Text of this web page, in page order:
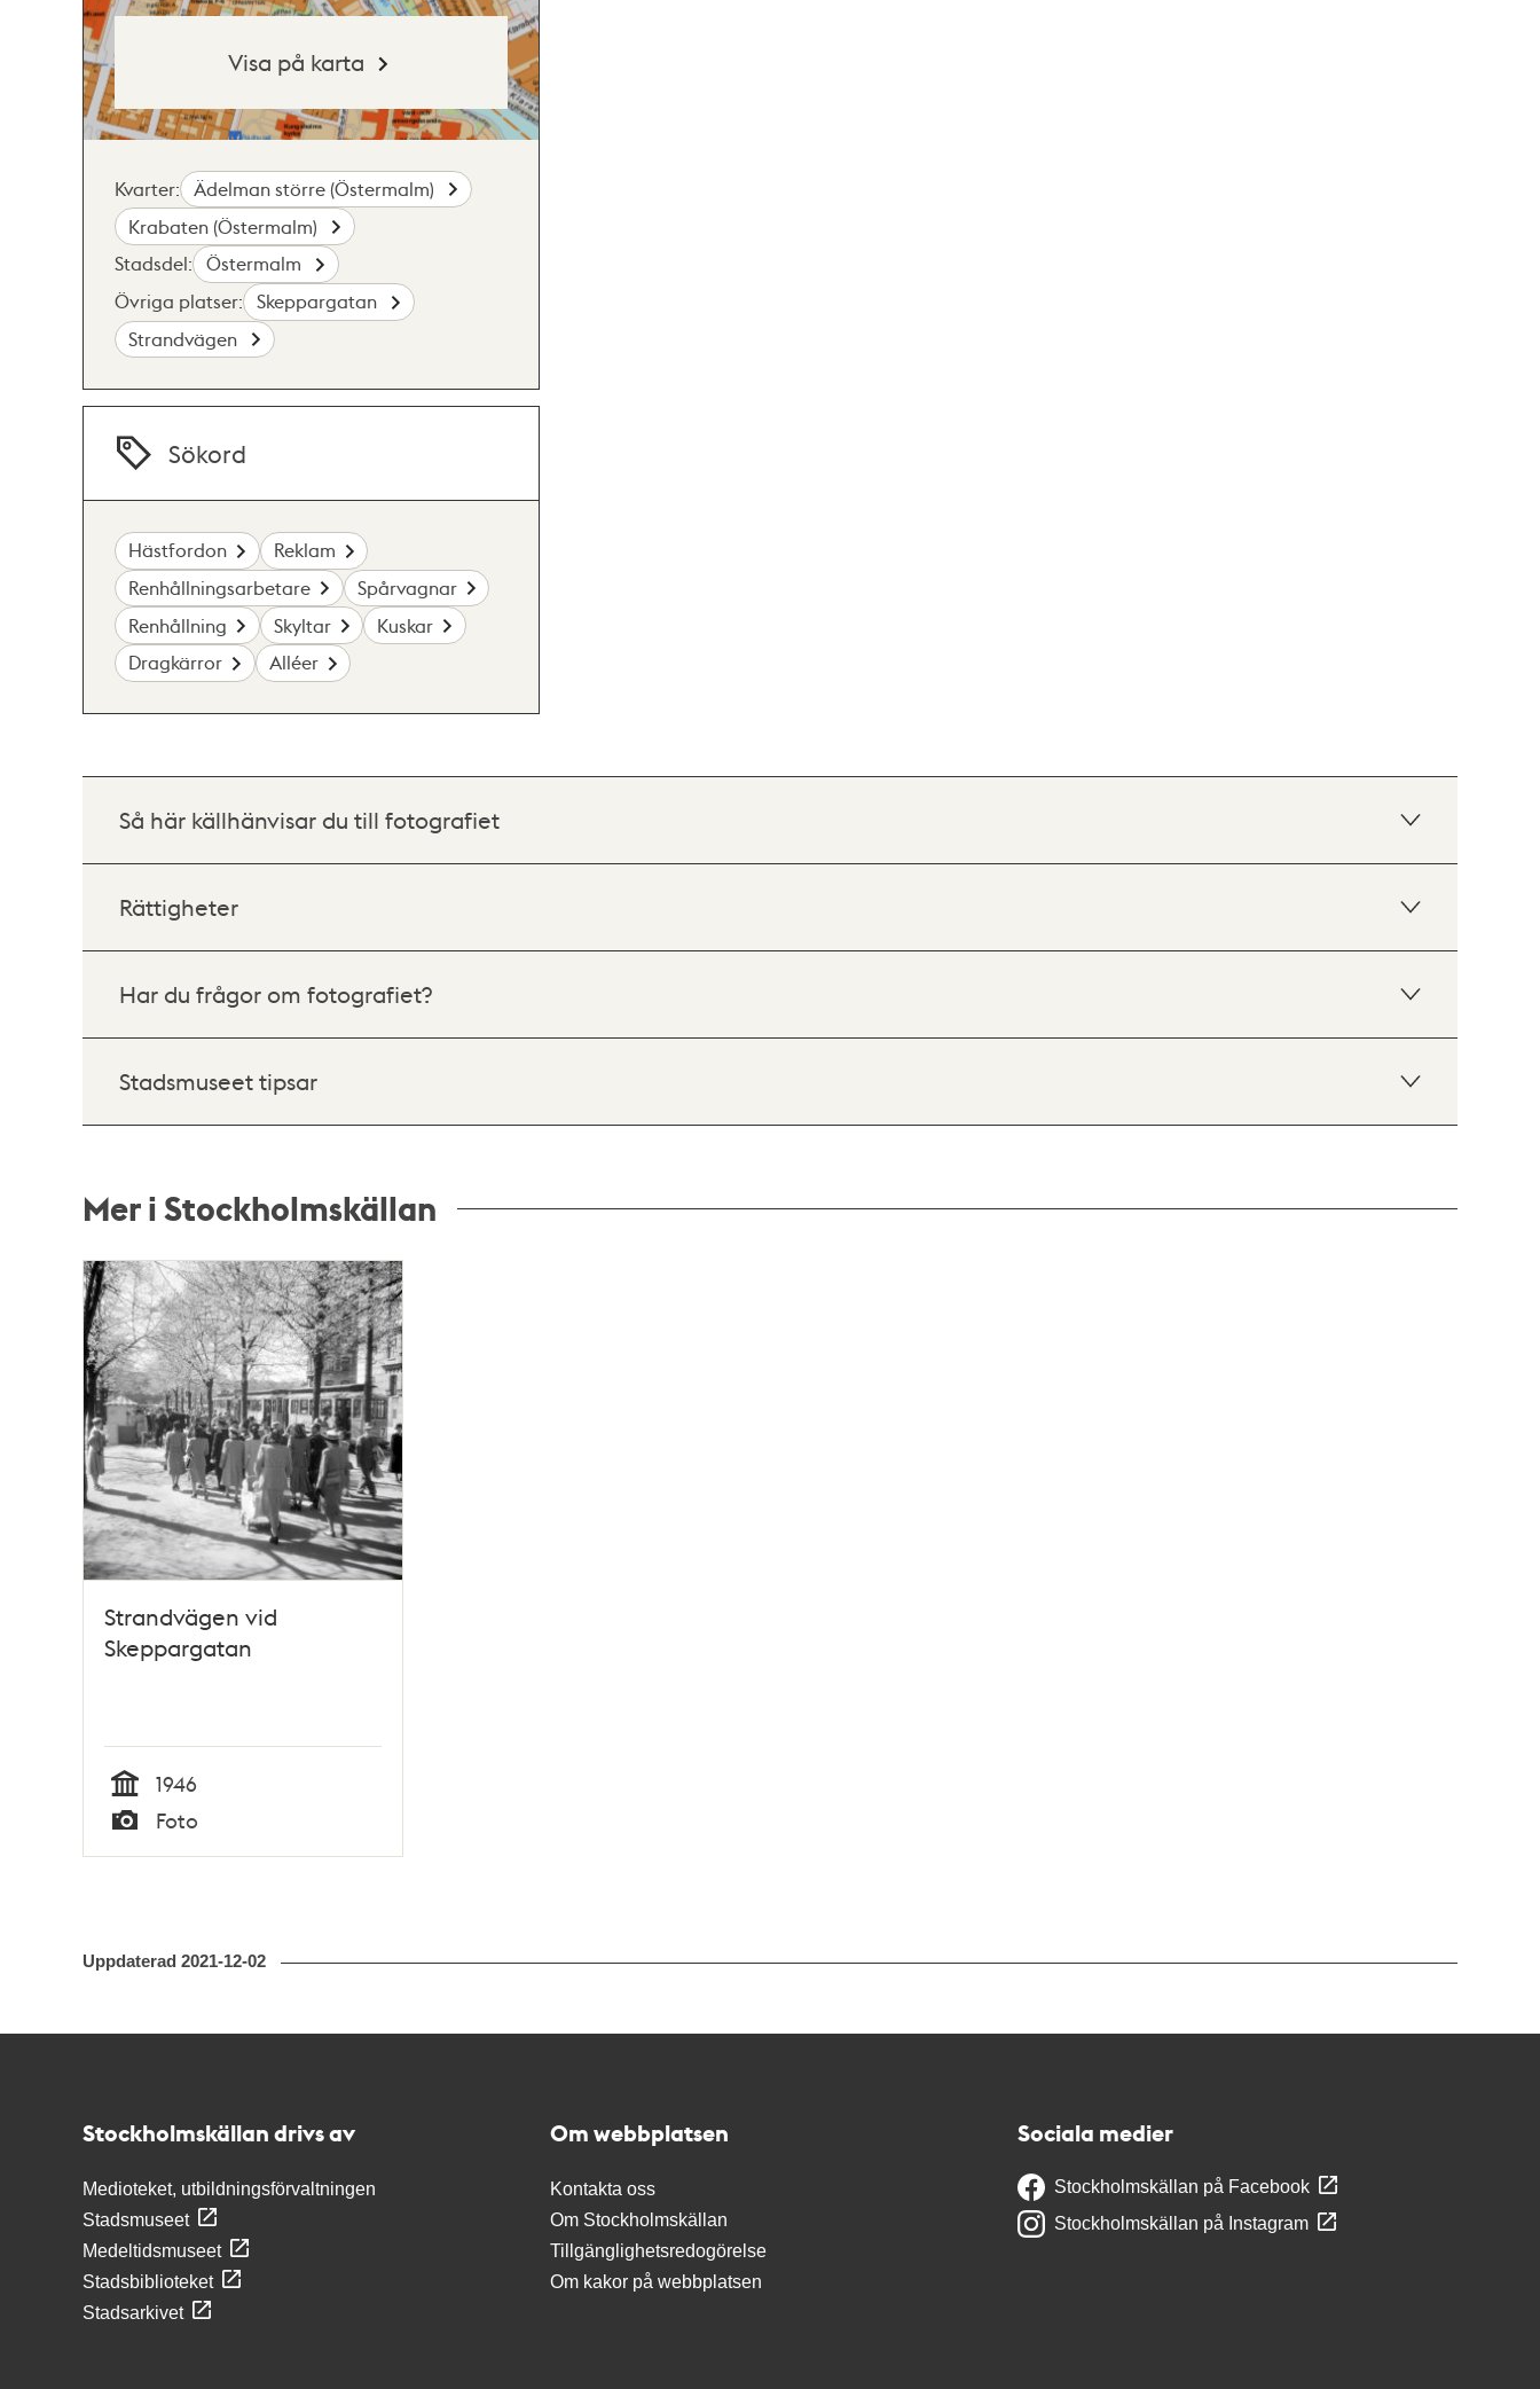
Visa på karta
Kvarter:
Ädelman större (Östermalm)
Krabaten (Östermalm)
Stadsdel:
Östermalm
Övriga platser:
Skeppargatan
Strandvägen
Sökord
Hästfordon
Reklam
Renhållningsarbetare
Spårvagnar
Renhållning
Skyltar
Kuskar
Dragkärror
Alléer
Så här källhänvisar du till fotografiet
Rättigheter
Har du frågor om fotografiet?
Stadsmuseet tipsar
Mer i Stockholmskällan
Relaterade
poster
och
teman
Strandvägen vid
Skeppargatan
Tid
1946
Typ
Foto
Uppdaterad 2021-12-02
Stockholmskällan drivs av
Medioteket, utbildningsförvaltningen
Stadsmuseet
Medeltidsmuseet
Stadsbiblioteket
Stadsarkivet
Om webbplatsen
Kontakta oss
Om Stockholmskällan
Tillgänglighetsredogörelse
Om kakor på webbplatsen
Sociala medier
Stockholmskällan på Facebook
Stockholmskällan på Instagram